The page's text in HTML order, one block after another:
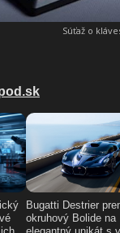
Súťaž o